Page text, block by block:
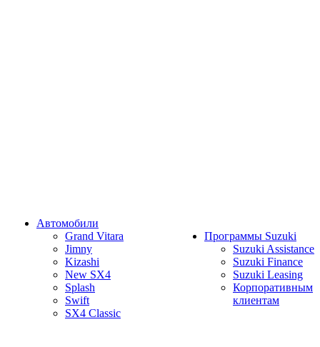
Автомобили
Grand Vitara
Jimny
Kizashi
New SX4
Splash
Swift
SX4 Classic
Программы Suzuki
Suzuki Assistance
Suzuki Finance
Suzuki Leasing
Корпоративным
клиентам